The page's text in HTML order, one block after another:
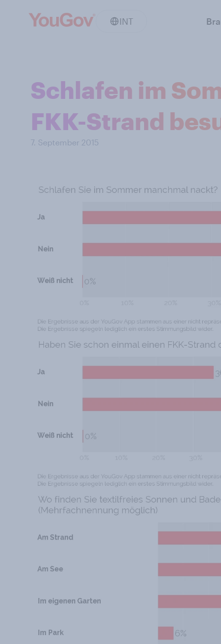
INT
Schlafen im
FKK-Strand
7. September 2015